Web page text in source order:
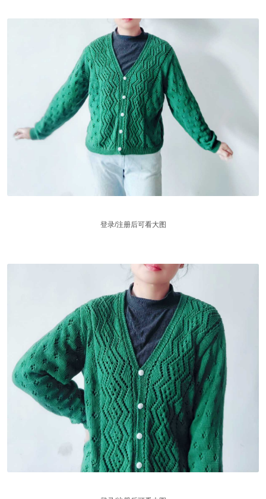
登录/注册后可看大图